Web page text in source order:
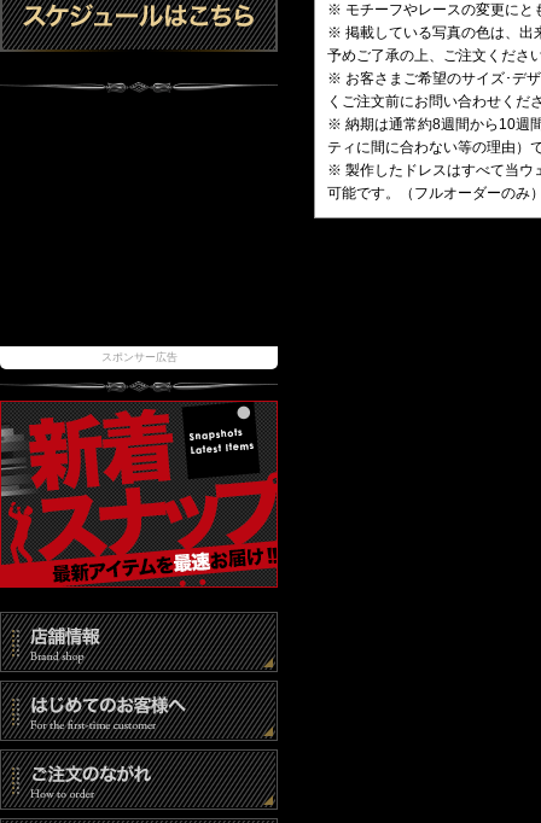
スポンサー広告
※ モチーフやレースの変更にと
※ 掲載している写真の色は、出
予めご了承の上、ご注文くださ
※ お客さまご希望のサイズ･デ
くご注文前にお問い合わせくだ
※ 納期は通常約8週間から10週
ティに間に合わない等の理由）
※ 製作したドレスはすべて当ウ
可能です。（フルオーダーのみ